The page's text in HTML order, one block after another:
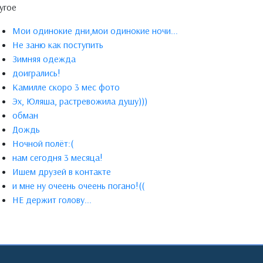
Мои одинокие дни,мои одинокие ночи...
Не заню как поступить
Зимняя одежда
доигрались!
Камилле скоро 3 мес фото
Эх, Юляша, растревожила душу)))
обман
Дождь
Ночной полёт:(
нам сегодня 3 месяца!
Ишем друзей в контакте
и мне ну очеень очеень погано!((
НЕ держит голову...